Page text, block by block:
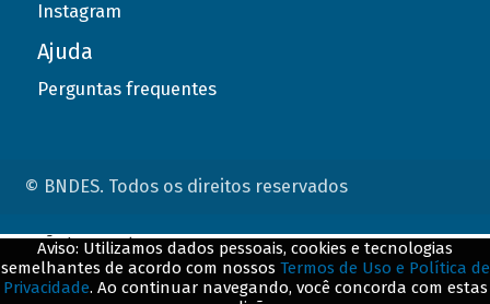
Instagram
Ajuda
Perguntas frequentes
© BNDES. Todos os direitos reservados
Aviso: Utilizamos dados pessoais, cookies e tecnologias
semelhantes de acordo com nossos Termos de Uso e Política de
Privacidade. Ao continuar navegando, você concorda com estas
ConteÃºdo complementar
${title}${badge}